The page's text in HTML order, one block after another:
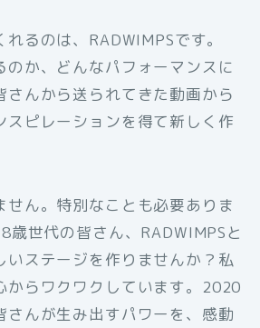
るのは、RADWIMPSです。
のか、どんなパフォーマンスに
さんから送られてきた動画から
スピレーションを得て新しく作
せん。特別なことも必要ありま
歳世代の皆さん、RADWIMPSと
いステージを作りませんか？私
からワクワクしています。2020
さんが生み出すパワーを、感動